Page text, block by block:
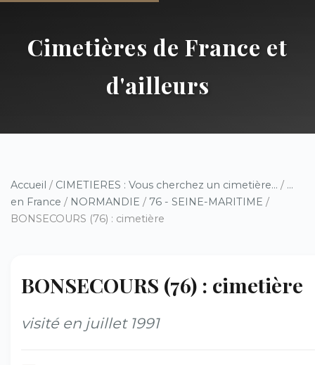
Cimetières de France et
d'ailleurs
Accueil / CIMETIERES : Vous cherchez un cimetière... / ...
en France / NORMANDIE / 76 - SEINE-MARITIME /
BONSECOURS (76) : cimetière
BONSECOURS (76) : cimetière
visité en juillet 1991